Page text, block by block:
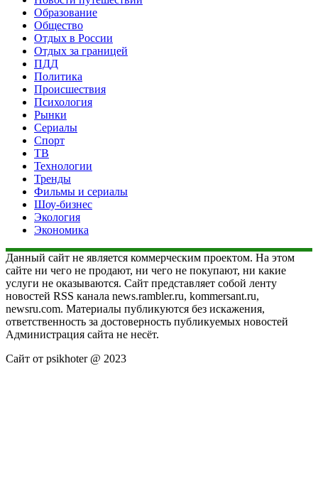
Образование
Общество
Отдых в России
Отдых за границей
ПДД
Политика
Происшествия
Психология
Рынки
Сериалы
Спорт
ТВ
Технологии
Тренды
Фильмы и сериалы
Шоу-бизнес
Экология
Экономика
Данный сайт не является коммерческим проектом. На этом
сайте ни чего не продают, ни чего не покупают, ни какие
услуги не оказываются. Сайт представляет собой ленту
новостей RSS канала news.rambler.ru, kommersant.ru,
newsru.com. Материалы публикуются без искажения,
ответственность за достоверность публикуемых новостей
Администрация сайта не несёт.
Сайт от psikhoter @ 2023